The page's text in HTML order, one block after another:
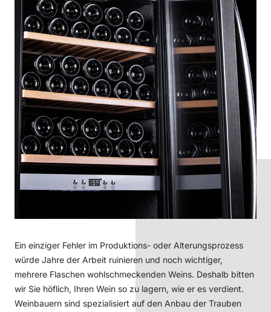
Ein einziger Fehler im Produktions- oder Alterungsprozess
würde Jahre der Arbeit ruinieren und noch wichtiger,
mehrere Flaschen wohlschmeckenden Weins. Deshalb bitten
wir Sie höflich, Ihren Wein so zu lagern, wie er es verdient.
Weinbauern sind spezialisiert auf den Anbau der Trauben